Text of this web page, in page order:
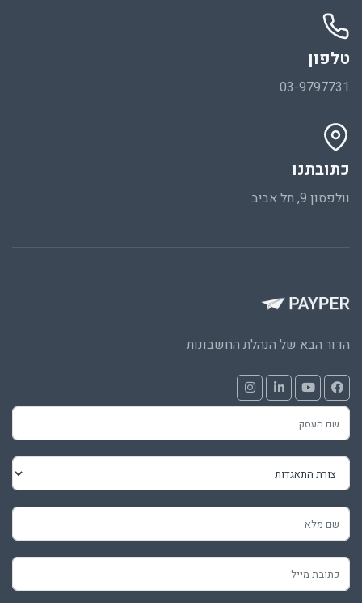
טלפון
03-9797731
כתובתנו
וולפסון 9, תל אביב
הדור הבא של הנהלת החשבונות